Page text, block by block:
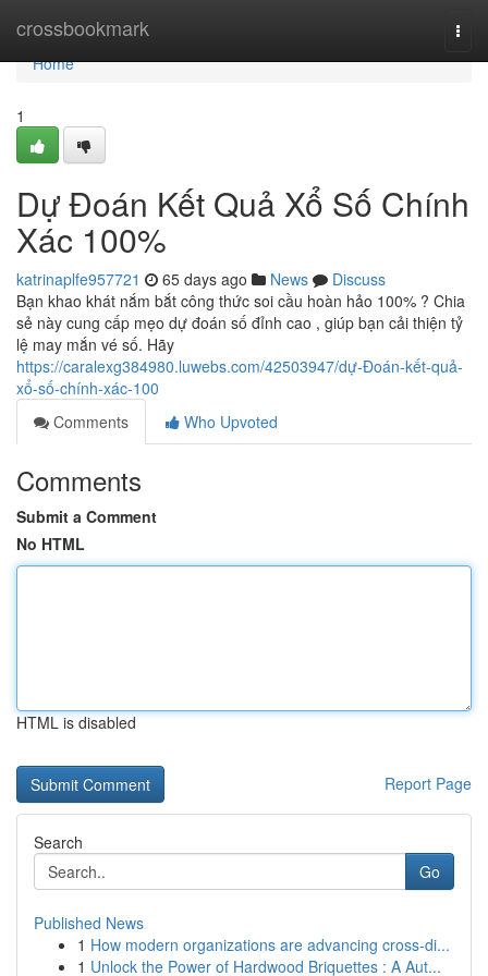
crossbookmark
Home
Home
1
Dự Đoán Kết Quả Xổ Số Chính
Xác 100%
katrinaplfe957721 65 days ago News
Discuss
Bạn khao khát nắm bắt công thức soi cầu hoàn hảo 100% ? Chia
sẻ này cung cấp mẹo dự đoán số đỉnh cao , giúp bạn cải thiện tỷ
lệ may mắn vé số. Hãy
https://caralexg384980.luwebs.com/42503947/dự-Đoán-kết-quả-
xổ-số-chính-xác-100
Comments
Who Upvoted
Comments
Submit a Comment
No HTML
HTML is disabled
Report Page
Search
Go
Published News
1 How modern organizations are advancing cross-di...
1 Unlock the Power of Hardwood Briquettes : A Aut...